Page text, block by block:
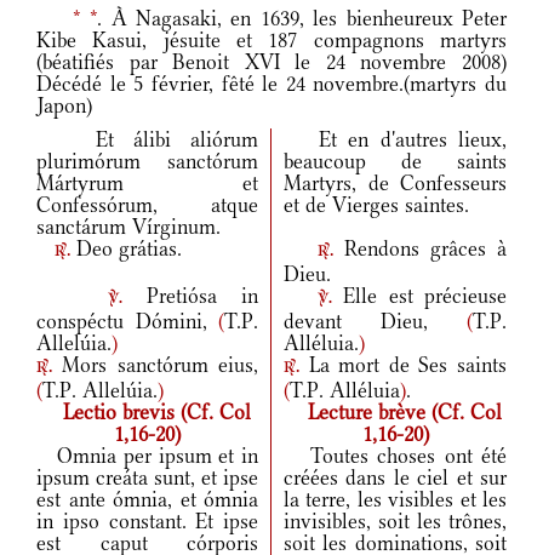
* *. À Nagasaki, en 1639, les bienheureux Peter
Kibe Kasui, jésuite et 187 compagnons martyrs
(béatifiés par Benoit XVI le 24 novembre 2008)
Décédé le 5 février, fêté le 24 novembre.(martyrs du
Japon)
Et álibi aliórum
plurimórum sanctórum
Mártyrum et
Confessórum, atque
sanctárum Vírginum.
Et en d'autres lieux,
beaucoup de saints
Martyrs, de Confesseurs
et de Vierges saintes.
r. Deo grátias. r.Rendons grâces à
Dieu.
v.
Pretiósa in
conspéctu Dómini, (T.P.
Allelúia.)
r. Mors sanctórum eius,
(T.P. Allelúia.)
v. Elle est précieuse
devant Dieu, (T.P.
Alléluia.)
r. La mort de Ses saints
(T.P. Alléluia).
Lectio brevis (Cf. Col
1,16-20)
Lecture brève (Cf. Col
1,16-20)
Omnia per ipsum et in
ipsum creáta sunt, et ipse
est ante ómnia, et ómnia
in ipso constant. Et ipse
est caput córporis
Toutes choses ont été
créées dans le ciel et sur
la terre, les visibles et les
invisibles, soit les trônes,
soit les dominations, soit